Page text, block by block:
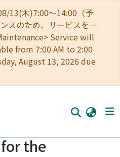
13(木)7:00～14:00（予
スのため、サービスを一
Service will
from 7:00 AM to 2:00
August 13, 2026 due
the